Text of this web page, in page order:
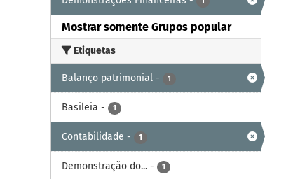
Mostrar somente Grupos popular
Etiquetas
Balanço patrimonial - 1
Basileia - 1
Contabilidade - 1
Demonstração do... - 1